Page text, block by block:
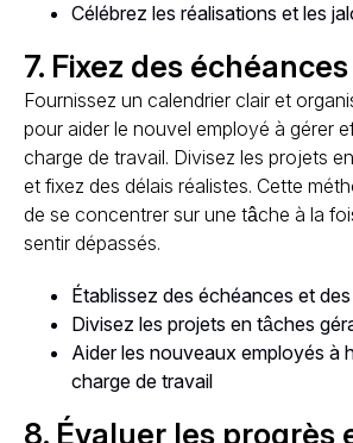
Célébrez les réalisations et les
7. Fixez des
Fournissez un calendrier clair et
pour aider le nouvel employé à gérer
charge de travail. Divisez les projets
et fixez des délais réalistes. Cette
de se concentrer sur une tâche à la
sentir dépassés.
Établissez des échéances et
Divisez les projets en tâches
Aider les nouveaux employés à
charge de travail
8. Évaluer les progrès